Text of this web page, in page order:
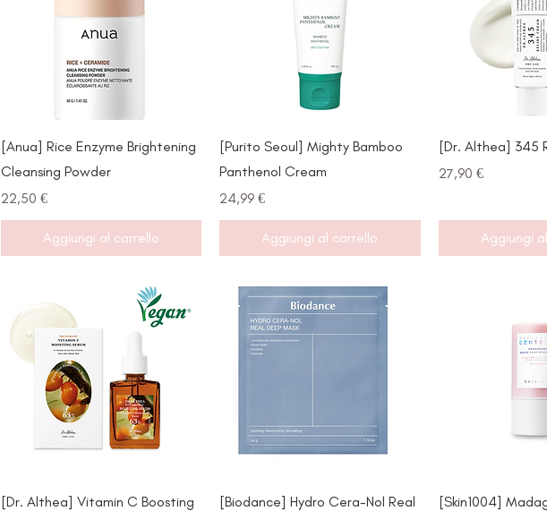
Vista rapida
[Anua] Rice Enzyme Brightening
Cleansing Powder
Prezzo
22,50 €
Aggiungi al carrello
Vista rapida
[Purito Seoul] Mighty Bamboo
Panthenol Cream
Prezzo
24,99 €
Aggiungi al carrello
Vista
[Dr. Althea] 345
Prezzo
27,90 €
Aggiungi
Vista rapida
[Dr. Althea] Vitamin C Boosting
Vista rapida
[Biodance] Hydro Cera-Nol Real
Vista
[Skin1004]